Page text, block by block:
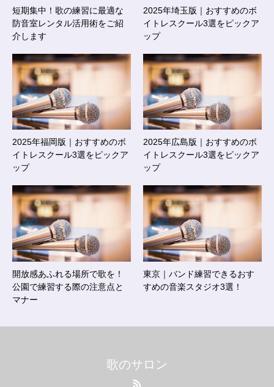
短期集中！歌の練習に最適な
防音室レンタル活用術をご紹
介します
2025年埼玉版｜おすすめのボ
イトレスクール3選をピックア
ップ
2025年福岡版｜おすすめのボ
イトレスクール3選をピックア
ップ
2025年広島版｜おすすめのボ
イトレスクール3選をピックア
ップ
開放感あふれる場所で歌を！
公園で練習する際の注意点と
マナー
東京｜バンド練習できるおす
すめの音楽スタジオ3選！
歌のサロン